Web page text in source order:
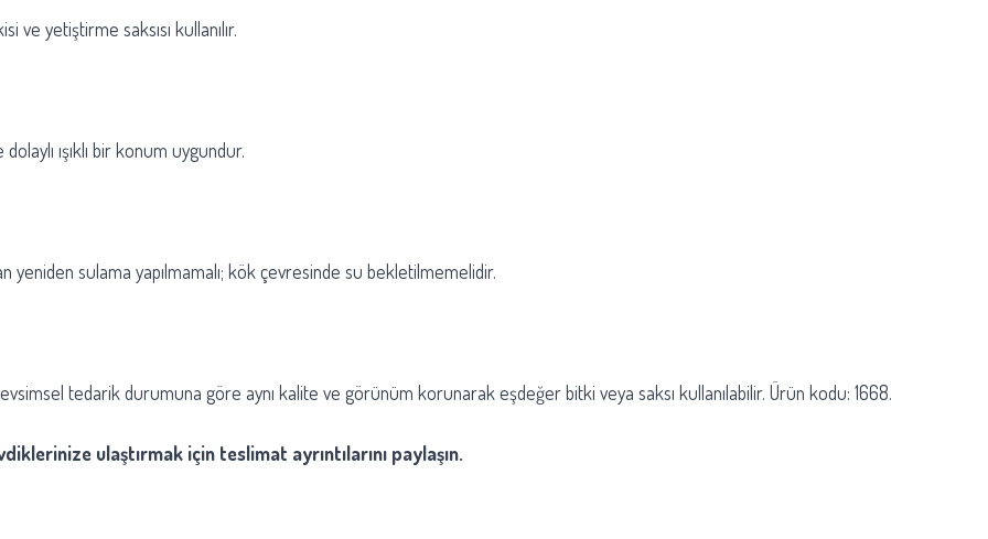
ve yetiştirme saksısı kullanılır.
ışıklı bir konum uygundur.
sulama yapılmamalı; kök çevresinde su bekletilmemelidir.
tedarik durumuna göre aynı kalite ve görünüm korunarak eşdeğer bitki veya saksı kullanılabilir. Ürün kodu: 1668.
ulaştırmak için teslimat ayrıntılarını paylaşın.